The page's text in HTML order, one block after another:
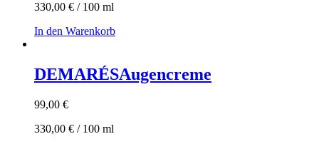
330,00 € / 100 ml
In den Warenkorb
DEMARÉSAugencreme
99,00 €
330,00 € / 100 ml